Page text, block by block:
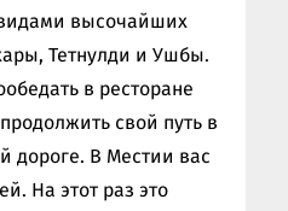
высочайших
Тетнулди и Ушбы.
в ресторане
свой путь в
дороге. В Местии вас
На этот раз это